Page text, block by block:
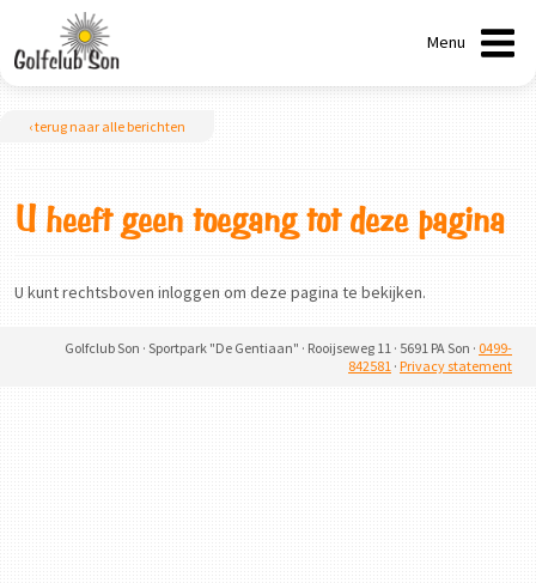
Menu
‹ terug naar alle berichten
U heeft geen toegang tot deze pagina
U kunt rechtsboven inloggen om deze pagina te bekijken.
Golfclub Son · Sportpark "De Gentiaan" · Rooijseweg 11 · 5691 PA Son · 0499-
842581 · Privacy statement